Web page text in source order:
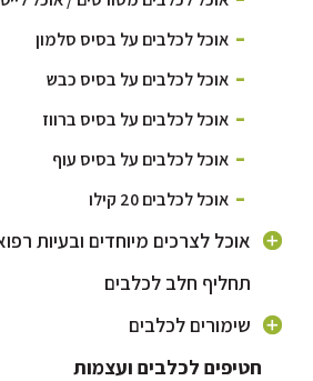
אוכל לכלבים על בסיס סלמון
אוכל לכלבים על בסיס כבש
אוכל לכלבים על בסיס ברווז
אוכל לכלבים על בסיס עוף
אוכל לכלבים 20 קילו
אוכל לצרכים מיוחדים ובעיות רפואיות
אוכל היפואלרגני לכלבים
אוכל לכלבים עם בעיות מפרקים
אוכל לכלבים עם בעיות עור ופרווה
תחליף חלב לכלבים
שימורים לכלבים
אוכל לגורי כלבים
חטיפים לכלבים ועצמות